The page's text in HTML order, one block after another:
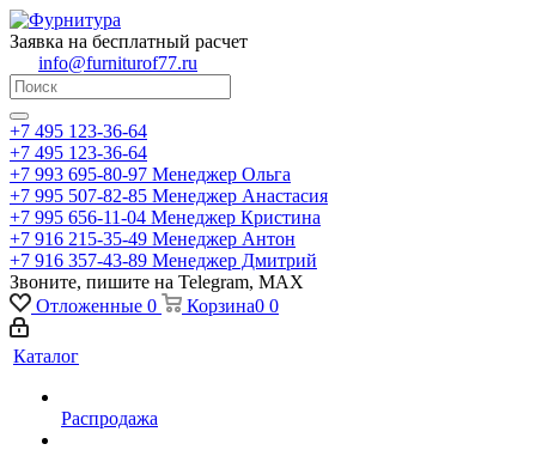
Заявка на бесплатный расчет
info@furniturof77.ru
+7 495 123-36-64
+7 495 123-36-64
+7 993 695-80-97 Менеджер Ольга
+7 995 507-82-85 Менеджер Анастасия
+7 995 656-11-04 Менеджер Кристина
+7 916 215-35-49 Менеджер Антон
+7 916 357-43-89 Менеджер Дмитрий
Звоните, пишите на Telegram, MAX
Отложенные 0 Корзина0 0
Каталог
Распродажа